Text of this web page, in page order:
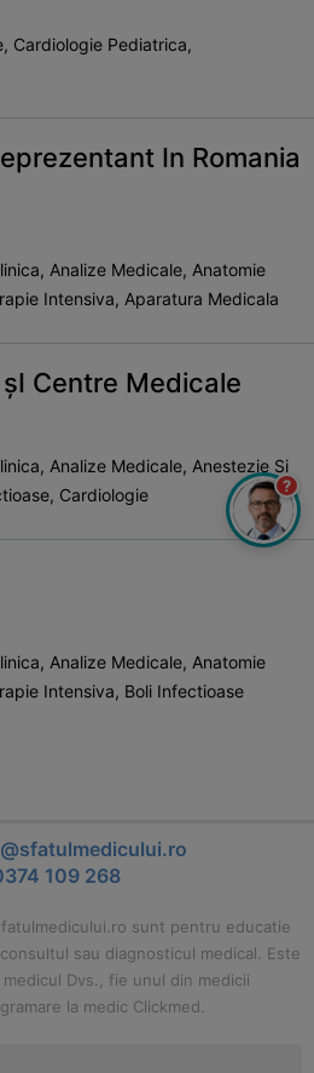
Cardiologie Pediatrica,
In Romania
Analize Medicale, Anatomie
Intensiva, Aparatura Medicala
Centre Medicale
Analize Medicale, Anestezie Si
Cardiologie
Analize Medicale, Anatomie
Intensiva, Boli Infectioase
109 268
sunt pentru educatie
sau diagnosticul medical. Este
Dvs., fie unul din medicii
la medic Clickmed.
?